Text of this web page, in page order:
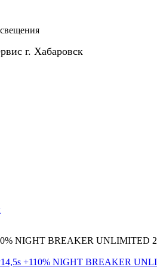
г. Хабаровск
NIGHT BREAKER UNLIMITED